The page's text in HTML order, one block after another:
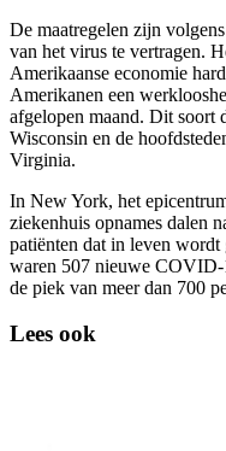
De maatregelen zijn
van het virus te vertragen.
Amerikaanse economie
Amerikanen een
afgelopen maand. Dit soort
Wisconsin en de
Virginia.
In New York, het
ziekenhuis opnames dalen
patiënten dat in leven
waren 507 nieuwe COVID-
de piek van meer dan 700
Lees ook